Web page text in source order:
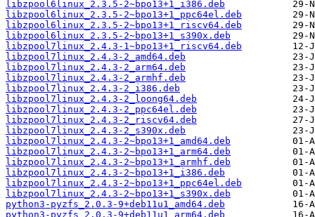
libzpool6linux_2.3.5-2~bpo13+1_i386.deb
libzpool6linux_2.3.5-2~bpo13+1_ppc64el.deb
libzpool6linux_2.3.5-2~bpo13+1_riscv64.deb
libzpool6linux_2.3.5-2~bpo13+1_s390x.deb
libzpool7linux_2.4.3-1~bpo13+1_riscv64.deb
libzpool7linux_2.4.3-2_amd64.deb
libzpool7linux_2.4.3-2_arm64.deb
libzpool7linux_2.4.3-2_armhf.deb
libzpool7linux_2.4.3-2_i386.deb
libzpool7linux_2.4.3-2_loong64.deb
libzpool7linux_2.4.3-2_ppc64el.deb
libzpool7linux_2.4.3-2_riscv64.deb
libzpool7linux_2.4.3-2_s390x.deb
libzpool7linux_2.4.3-2~bpo13+1_amd64.deb
libzpool7linux_2.4.3-2~bpo13+1_arm64.deb
libzpool7linux_2.4.3-2~bpo13+1_armhf.deb
libzpool7linux_2.4.3-2~bpo13+1_i386.deb
libzpool7linux_2.4.3-2~bpo13+1_ppc64el.deb
libzpool7linux_2.4.3-2~bpo13+1_s390x.deb
python3-pyzfs_2.0.3-9+deb11u1_amd64.deb
python3-pyzfs_2.0.3-9+deb11u1_arm64.deb